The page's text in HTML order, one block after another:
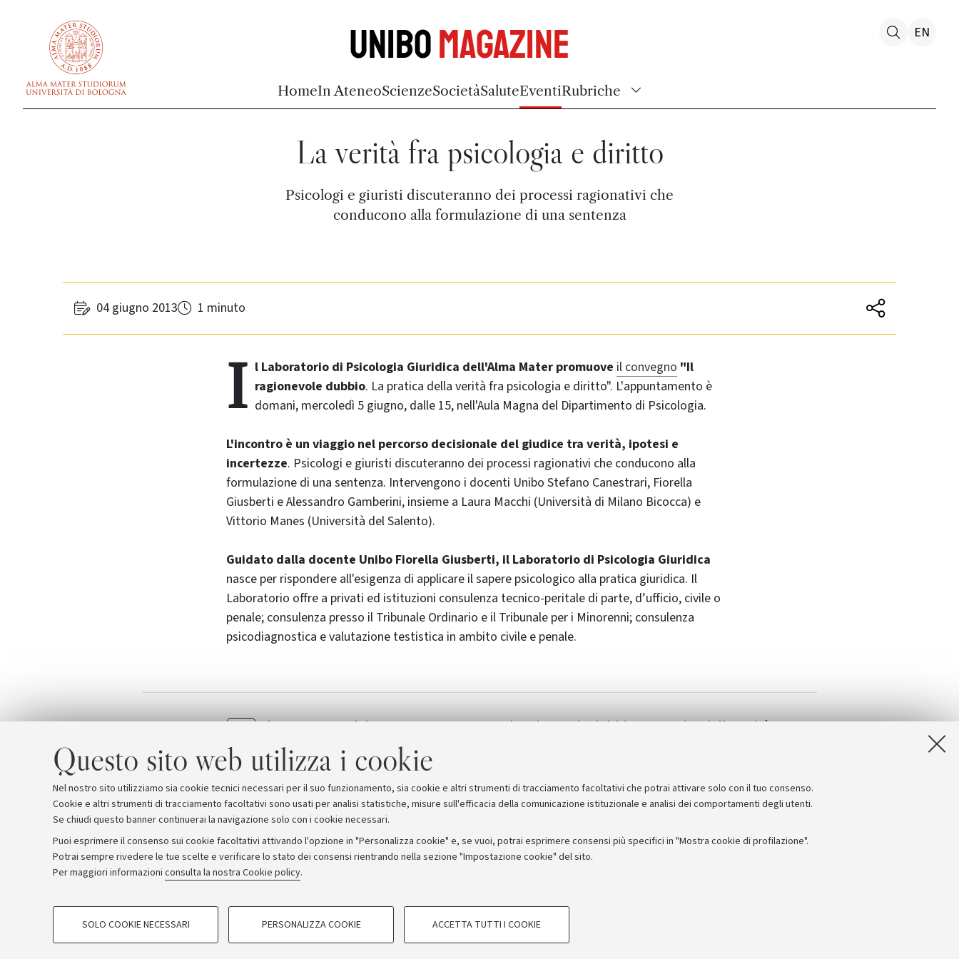
Questo sito web utilizza i cookie
Nel nostro sito utilizziamo sia cookie tecnici necessari per il suo funzionamento, sia cookie e altri strumenti di tracciamento facoltativi che potrai attivare solo con il tuo consenso.
Cookie e altri strumenti di tracciamento facoltativi sono usati per analisi statistiche, misure sull'efficacia della comunicazione istituzionale e analisi dei comportamenti degli utenti.
Se chiudi questo banner continuerai la navigazione solo con i cookie necessari.
Puoi esprimere il consenso sui cookie facoltativi attivando l'opzione in "Personalizza cookie" e, se vuoi, potrai esprimere consensi più specifici in "Mostra cookie di profilazione".
Potrai sempre rivedere le tue scelte e verificare lo stato dei consensi rientrando nella sezione "Impostazione cookie" del sito.
Per maggiori informazioni consulta la nostra Cookie policy.
COOKIE DI PROFILAZIONE - FACOLTATIVI COOKIE TECNICI - NECESSARI
SOLO COOKIE NECESSARI PERSONALIZZA COOKIE ACCETTA TUTTI I COOKIE
UniboMagazine
HomeIn AteneoScienzeSocietàSaluteEventiRubriche
EN
La verità fra psicologia e diritto
Psicologi e giuristi discuteranno dei processi ragionativi che
conducono alla formulazione di una sentenza
04 giugno 2013 1 minuto
I l Laboratorio di Psicologia Giuridica dell'Alma Mater promuove il convegno "Il
ragionevole dubbio. La pratica della verità fra psicologia e diritto". L'appuntamento è
domani, mercoledì 5 giugno, dalle 15, nell'Aula Magna del Dipartimento di Psicologia.
L'incontro è un viaggio nel percorso decisionale del giudice tra verità, ipotesi e
incertezze. Psicologi e giuristi discuteranno dei processi ragionativi che conducono alla
formulazione di una sentenza. Intervengono i docenti Unibo Stefano Canestrari, Fiorella
Giusberti e Alessandro Gamberini, insieme a Laura Macchi (Università di Milano Bicocca) e
Vittorio Manes (Università del Salento).
Guidato dalla docente Unibo Fiorella Giusberti, il Laboratorio di Psicologia Giuridica
nasce per rispondere all'esigenza di applicare il sapere psicologico alla pratica giuridica. Il
Laboratorio offre a privati ed istituzioni consulenza tecnico-peritale di parte, d’ufficio, civile o
penale; consulenza presso il Tribunale Ordinario e il Tribunale per i Minorenni; consulenza
psicodiagnostica e valutazione testistica in ambito civile e penale.
Il programma del convegno[403.0 KB]
Il ragionevole dubbio. La pratica della verità
Archivio Comunicati stampa Redazione Rassegna stampa
© Copyright 2026 - ALMA MATER STUDIORUM - Università di Bologna - Via Zamboni, 33 - 40126 Bologna - PI: 01131710376 - CF: 80007010376
Privacy
Note legali Impostazioni Cookie